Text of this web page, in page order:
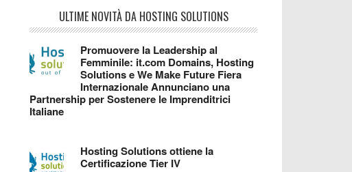
ULTIME NOVITÀ DA HOSTING SOLUTIONS
Promuovere la Leadership al
Femminile: it.com Domains, Hosting
Solutions e We Make Future Fiera
Internazionale Annunciano una
Partnership per Sostenere le Imprenditrici
Italiane
Hosting Solutions ottiene la
Certificazione Tier IV